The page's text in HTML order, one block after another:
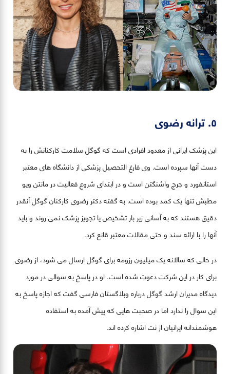
۵. ترانه رضوی
این پزشک ایرانی از معدود افرادی است که گوگل سلامت کارکنانش را به
دست آنها سپرده است. وی فارغ التحصیل پزشکی از دانشگاه های معتبر
استانفورد و جرج واشنگتن است و در ابتدای شروع فعالیت در مانتن ویو
مطبش تنها یک کمد بوده است. به گفته دکتر رضوی کارکنان گوگل آنقدر
دقیق هستند که به آسانی زیر بار تشخیص یا تجویز پزشک نمی روند و باید
آنها را با ارائه سند و حتی مقالات معتبر قانع کرد.
در حالی که سالانه یک میلیون رزومه برای گوگل ارسال می شود، از رضوی
برای کار در این شرکت دعوت شده است. او در پاسخ به سوالی در مورد
دیدگاه مدیران ارشد گوگل درباره وبلاگستان فارسی گفت که اجازه پاسخ به
این سوال را ندارد اما در صحبت هایی که پیش آمده به استفاده
هوشمندانه ایرانیان از نت اشاره کرده اند.